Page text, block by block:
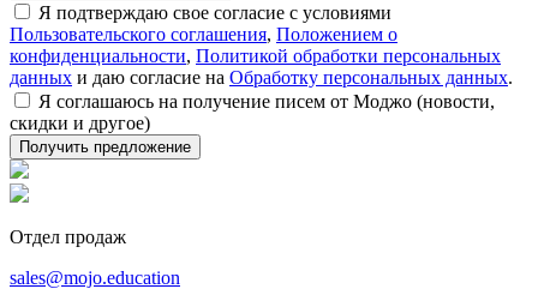
Я подтверждаю свое согласие с условиями
Пользовательского соглашения, Положением о
конфиденциальности, Политикой обработки персональных
данных и даю согласие на Обработку персональных данных.
Я соглашаюсь на получение писем от Моджо (новости,
скидки и другое)
Отдел продаж
sales@mojo.education